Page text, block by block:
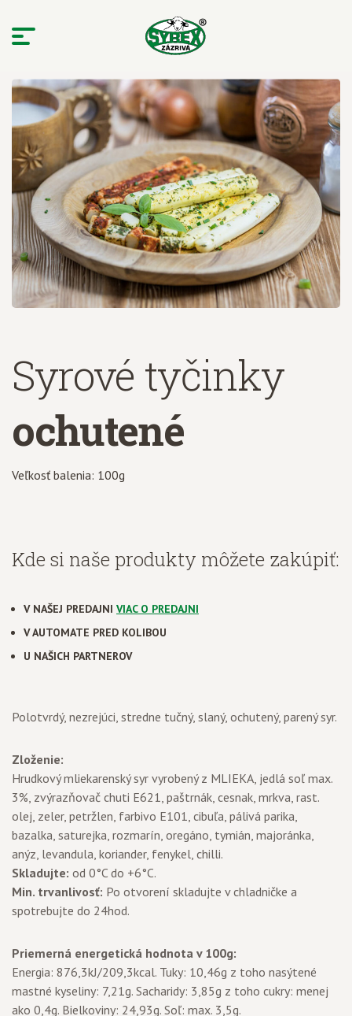
Syrové tyčinky
ochutené
Veľkosť balenia: 100g
Kde si naše produkty môžete zakúpiť:
V NAŠEJ PREDAJNI VIAC O PREDAJNI
V AUTOMATE PRED KOLIBOU
U NAŠICH PARTNEROV
Polotvrdý, nezrejúci, stredne tučný, slaný, ochutený, parený syr.
Zloženie:
Hrudkový mliekarenský syr vyrobený z MLIEKA, jedlá soľ max.
3%, zvýrazňovač chuti E621, paštrnák, cesnak, mrkva, rast.
olej, zeler, petržlen, farbivo E101, cibuľa, pálivá parika,
bazalka, saturejka, rozmarín, oregáno, tymián, majoránka,
anýz, levandula, koriander, fenykel, chilli.
Skladujte: od 0°C do +6°C.
Min. trvanlivosť: Po otvorení skladujte v chladničke a
spotrebujte do 24hod.
Priemerná energetická hodnota v 100g:
Energia: 876,3kJ/209,3kcal. Tuky: 10,46g z toho nasýtené
mastné kyseliny: 7,21g. Sacharidy: 3,85g z toho cukry: menej
ako 0,4g. Bielkoviny: 24,93g. Soľ: max. 3,5g.